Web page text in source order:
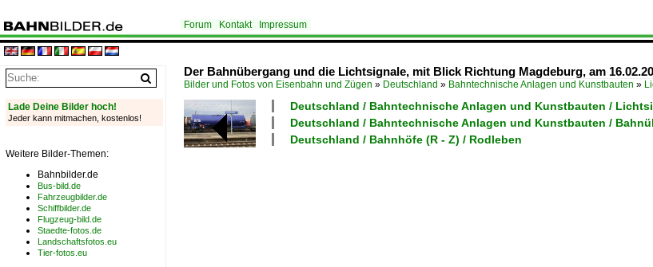
Forum Kontakt Impressum
Der Bahnübergang und die Lichtsignale, mit Blick Richtung Magdeburg, am
Bilder und Fotos von Eisenbahn und Zügen » Deutschland » Bahntechnische Anlagen und Kunstbauten »
Deutschland / Bahntechnische Anlagen und Kunstbauten /
Deutschland / Bahntechnische Anlagen und Kunstbauten /
Deutschland / Bahnhöfe (R - Z) / Rodleben
Lade Deine Bilder hoch!
Jeder kann mitmachen, kostenlos!
Weitere Bilder-Themen:
Bahnbilder.de
Bus-bild.de
Fahrzeugbilder.de
Schiffbilder.de
Flugzeug-bild.de
Staedte-fotos.de
Landschaftsfotos.eu
Tier-fotos.eu